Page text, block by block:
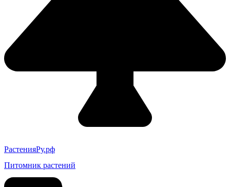
РастенияРу.рф
Питомник растений